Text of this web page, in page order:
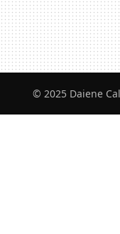
© 2025 Daiene